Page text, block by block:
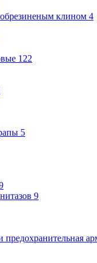
клином 4
122
5
9